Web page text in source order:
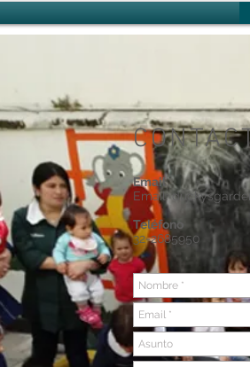
Email
Email:
Teléfono
32-2685950